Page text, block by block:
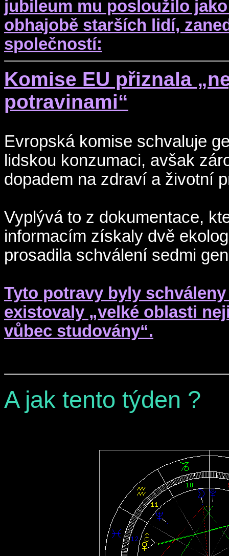
jubileum mu posloužilo
obhajobě starších lidí,
společností:
Komise EU přiznala
potravinami“
Evropská komise schvaluje
lidskou konzumaci, avšak
dopadem na zdraví a životní
Vyplývá to z dokumentace,
informacím získaly dvě
prosadila schválení sedmi
Tyto potravy byly
existovaly „velké oblasti
vůbec studovány“.
A jak tento týden ?